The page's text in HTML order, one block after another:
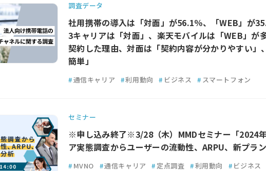
調査データ
社用携帯の導入は「対面」が56.1％、「WEB」が
3キャリアは「対面」、楽天モバイルは「WEB」が
契約した理由、対面は「契約内容が分かりやすい」
簡単」
#通信キャリア #利用動向 # ビジネス # スマートフォン
セミナー
※申し込み終了※3/28（木）MMDセミナー「2024
ア実態調査からユーザーの流動性、ARPU、新プラ
# MVNO #通信キャリア # 定点調査 #利用動向 # ビジネス